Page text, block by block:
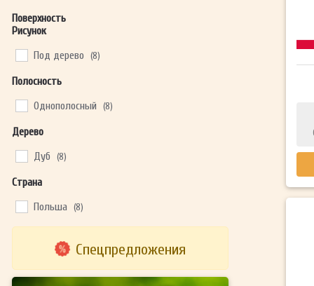
Поверхность
Рисунок
Под дерево (8)
Полосность
Однополосный (8)
Дерево
Дуб (8)
Страна
Польша (8)
Спецпредложения